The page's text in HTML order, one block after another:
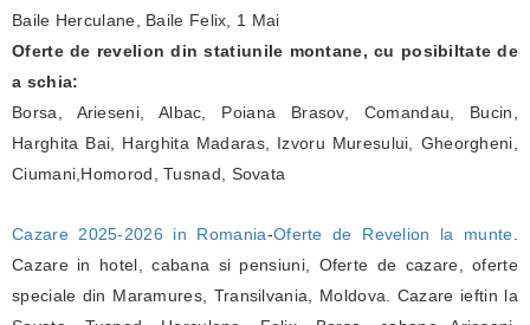
Baile Herculane, Baile Felix, 1 Mai
Oferte de revelion din statiunile montane, cu posibiltate de
a schia:
Borsa, Arieseni, Albac, Poiana Brasov, Comandau, Bucin,
Harghita Bai, Harghita Madaras, Izvoru Muresului, Gheorgheni,
Ciumani,Homorod, Tusnad, Sovata
Cazare 2025-2026 in Romania-Oferte de Revelion la munte
Cazare in hotel, cabana si pensiuni, Oferte de cazare, oferte
speciale din Maramures, Transilvania, Moldova. Cazare ieftin la